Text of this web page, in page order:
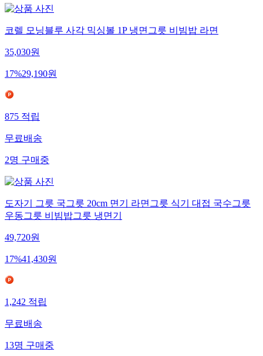
코렐 모닝블루 사각 믹싱볼 1P 냉면그릇 비빔밥 라면
35,030원
17%29,190원
875적립
무료배송
2명구매중
도자기 그릇 국그릇 20cm 면기 라면그릇 식기 대접 국수그릇
우동그릇 비빔밥그릇 냉면기
49,720원
17%41,430원
1,242적립
무료배송
13명구매중